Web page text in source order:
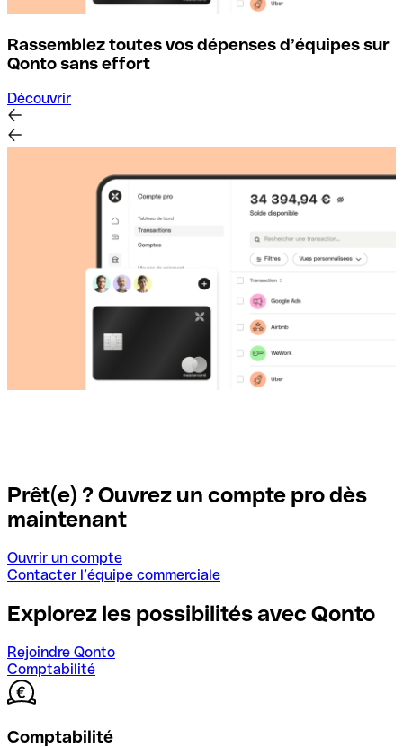
Rassemblez toutes vos dépenses d’équipes sur
Qonto sans effort
Découvrir
Prêt(e) ? Ouvrez un compte pro dès
maintenant
Ouvrir un compte
Contacter l’équipe commerciale
Explorez les possibilités avec Qonto
Rejoindre Qonto
Comptabilité
Comptabilité